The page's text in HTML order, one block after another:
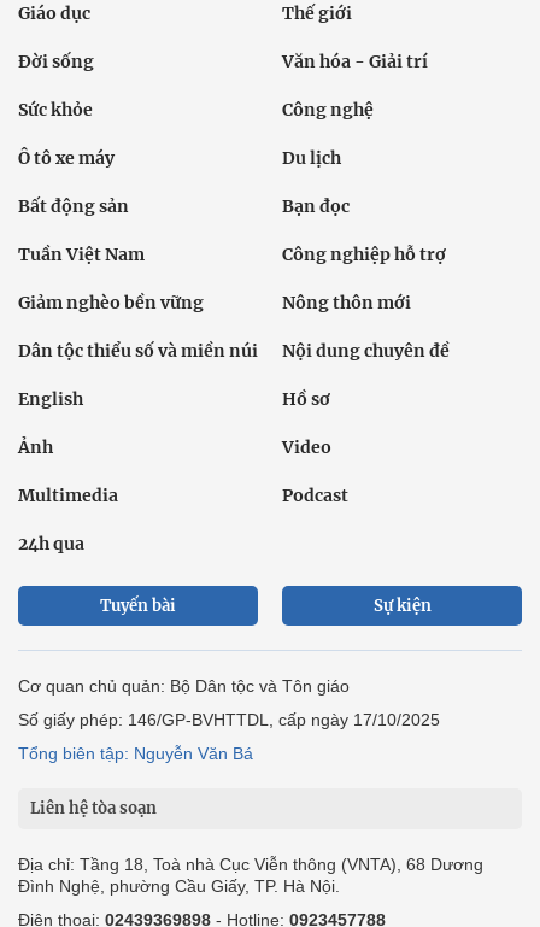
Giáo dục Thế giới
Đời sống Văn hóa - Giải trí
Sức khỏe Công nghệ
Ô tô xe máy Du lịch
Bất động sản Bạn đọc
Tuần Việt Nam Công nghiệp hỗ trợ
Giảm nghèo bền vững Nông thôn mới
Dân tộc thiểu số và miền núi Nội dung chuyên đề
English Hồ sơ
Ảnh Video
Multimedia Podcast
24h qua
Tuyến bài Sự kiện
Cơ quan chủ quản: Bộ Dân tộc và Tôn giáo
Số giấy phép: 146/GP-BVHTTDL, cấp ngày 17/10/2025
Tổng biên tập: Nguyễn Văn Bá
Liên hệ tòa soạn
Địa chỉ: Tầng 18, Toà nhà Cục Viễn thông (VNTA), 68 Dương
Đình Nghệ, phường Cầu Giấy, TP. Hà Nội.
Điện thoại: 02439369898 - Hotline: 0923457788